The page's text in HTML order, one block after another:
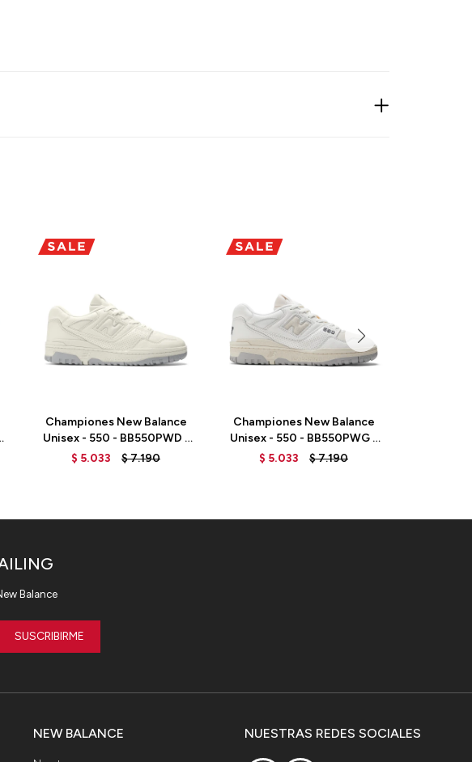
Championes New Balance
Unisex - 550 - BB550PWD -
TURTLEDOVE
$ 5.033 $7.190
Championes New Balance
Unisex - 550 - BB550PWG -
WHITE
$ 5.033 $7.190
NEW BALANCE NUESTRAS REDES SOCIALES
Balance
SUSCRIBIRME